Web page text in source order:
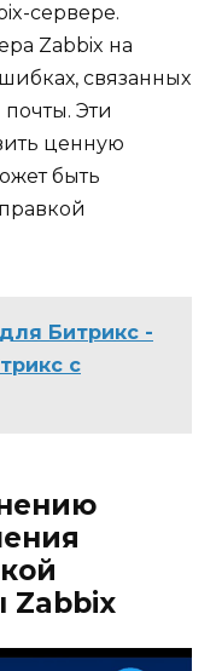
сервере.
Zabbix на
связанных
Эти
ценную
быть
Битрикс -
с
Zabbix